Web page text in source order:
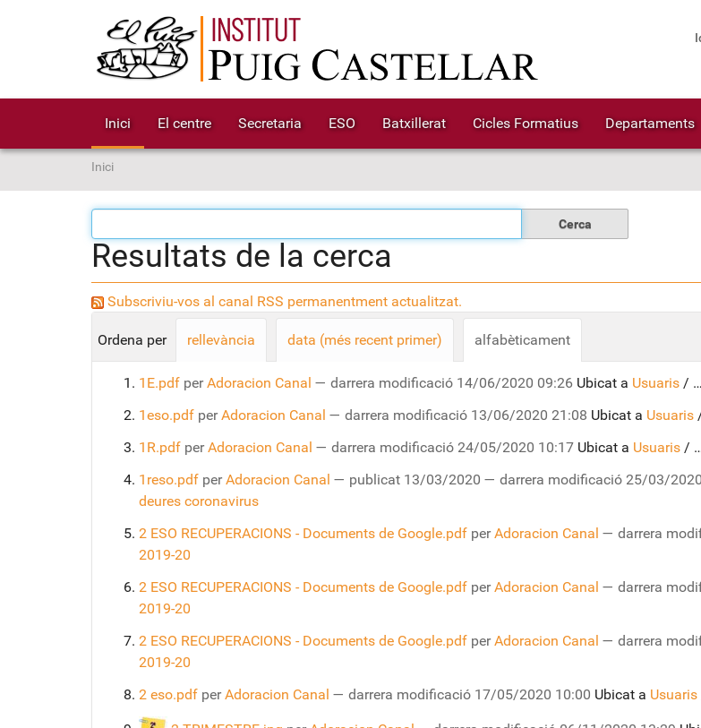
Inici El centre Secretaria ESO Batxillerat Cicles Formatius Departaments
S
o
u
Inici
Resultats de la cerca
Subscriviu-vos al canal RSS permanentment actualitzat.
Ordena per rellevància data (més recent primer) alfabèticament
1E.pdf perAdoracion Canal — darrera modificació 14/06/2020 09:26 Ubicat a Usuaris / …
1eso.pdf perAdoracion Canal — darrera modificació 13/06/2020 21:08 Ubicat a Usuaris
1R.pdf perAdoracion Canal — darrera modificació 24/05/2020 10:17 Ubicat a Usuaris /
1reso.pdf perAdoracion Canal — publicat 13/03/2020 — darrera modificació 25/03/
deures coronavirus
2 ESO RECUPERACIONS - Documents de Google.pdf perAdoracion Canal — darrera
2019-20
2 ESO RECUPERACIONS - Documents de Google.pdf perAdoracion Canal — darrera
2019-20
2 ESO RECUPERACIONS - Documents de Google.pdf perAdoracion Canal — darrera
2019-20
2 eso.pdf perAdoracion Canal — darrera modificació 17/05/2020 10:00 Ubicat a Usuaris